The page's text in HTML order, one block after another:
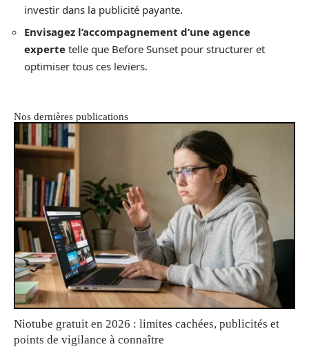
investir dans la publicité payante.
Envisagez l’accompagnement d’une agence
experte telle que Before Sunset pour structurer et
optimiser tous ces leviers.
Nos dernières publications
Niotube gratuit en 2026 : limites cachées, publicités et
points de vigilance à connaître